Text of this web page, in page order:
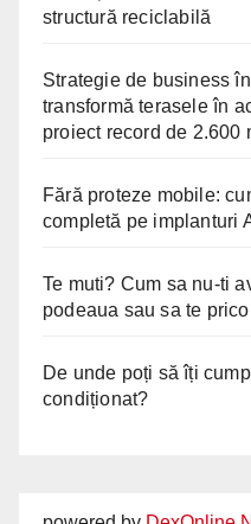
structură reciclabilă
Strategie de business
transformă terasele în
proiect record de 2.600
Fără proteze mobile:
completă pe implanturi
Te muti? Cum sa nu-ti
podeaua sau sa te
De unde poți să îți
condiționat?